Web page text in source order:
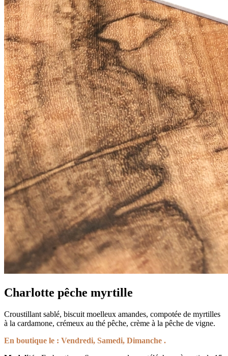
Charlotte pêche myrtille
Croustillant sablé, biscuit moelleux amandes, compotée de myrtilles
à la cardamone, crémeux au thé pêche, crème à la pêche de vigne.
En boutique le : Vendredi, Samedi, Dimanche .